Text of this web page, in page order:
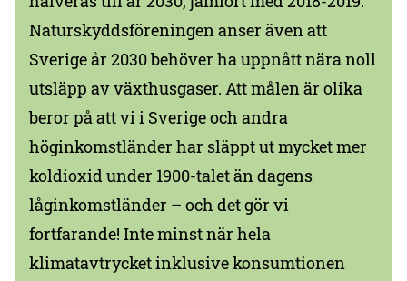
Naturskyddsföreningen anser även att
Sverige år 2030 behöver ha uppnått nära noll
utsläpp av växthusgaser. Att målen är olika
beror på att vi i Sverige och andra
höginkomstländer har släppt ut mycket mer
koldioxid under 1900-talet än dagens
låginkomstländer – och det gör vi
fortfarande! Inte minst när hela
klimatavtrycket inklusive konsumtionen